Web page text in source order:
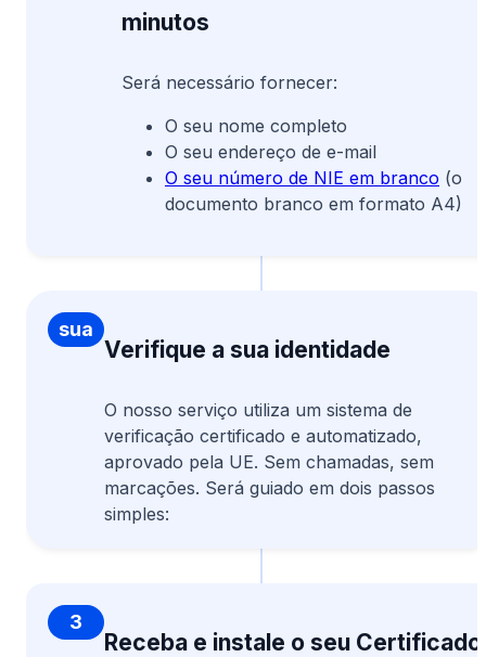
minutos
Será necessário fornecer:
O seu nome completo
O seu endereço de e-mail
O seu número de NIE em branco (o
documento branco em formato A4)
sua
identidade
Verifique a sua identidade
O nosso serviço utiliza um sistema de
verificação certificado e automatizado,
aprovado pela UE. Sem chamadas, sem
marcações. Será guiado em dois passos
simples:
3
Receba e instale o seu Certificado